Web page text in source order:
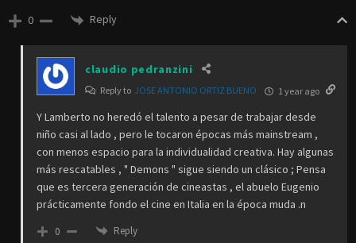
0 Reply
claudio pedranzini
Reply to JOSE ANTONIO ORTIZ BUENO 1 year ago
Y Lamberto no heredó el talento a pesar de trabajar desde
niño casi al lado , pero le tocaron épocas más mainstream ,
con menos espacio para la individualidad creativa. Hay algunas
más rescatables , " Demons " sigue siendo un clásico ; Pensa
que es tercera generación de cineastas , el abuelo Eugenio
prácticamente fondo el cine en Italia en la época muda .n
0 Reply